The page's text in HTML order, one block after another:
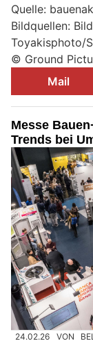
Quelle:
Bildquellen:
Toyakisphoto/
© Ground
Mail
Messe
Trends bei
24.02.26 VON